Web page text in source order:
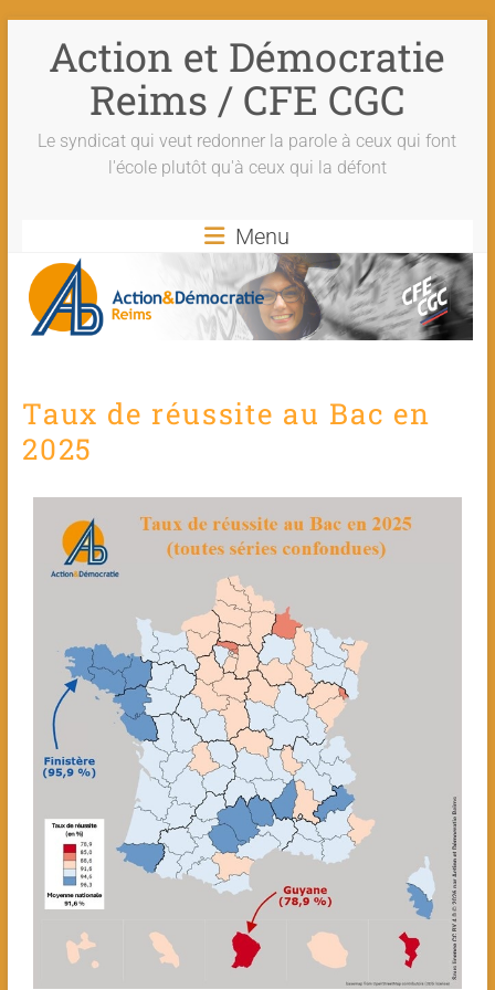
Action et Démocratie
Reims / CFE CGC
Le syndicat qui veut redonner la parole à ceux qui font
l'école plutôt qu'à ceux qui la défont
Menu
Taux de réussite au Bac en
2025